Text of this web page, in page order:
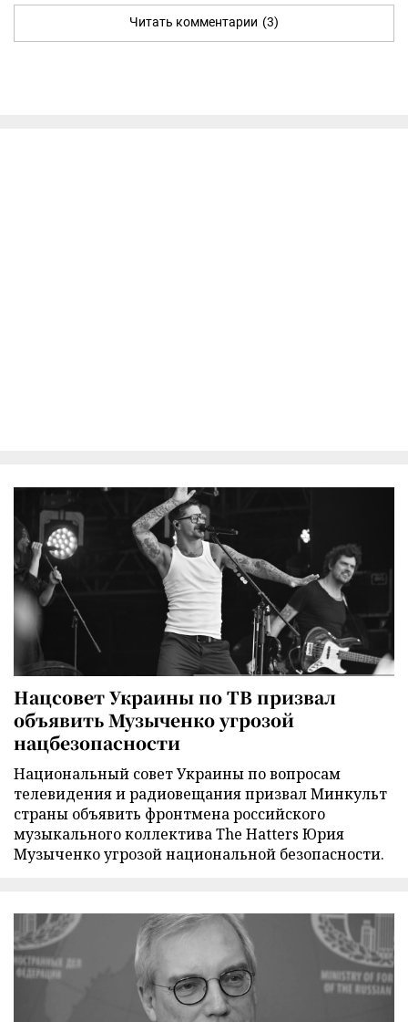
Читать комментарии (3)
Нацсовет Украины по ТВ призвал
объявить Музыченко угрозой
нацбезопасности
Национальный совет Украины по вопросам
телевидения и радиовещания призвал Минкульт
страны объявить фронтмена российского
музыкального коллектива The Hatters Юрия
Музыченко угрозой национальной безопасности.